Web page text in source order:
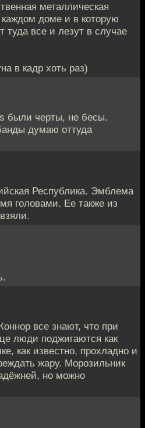
металлическая
каждом доме и в которую
туда все и лезут в случае
в кадр хоть раз)
были черты, не бесы.
думаю оттуда
Республика. Эмблема
головами. Ее также из
все знают, что при
люди поджигаются как
как известно, прохладно и
жару. Морозильник
но можно